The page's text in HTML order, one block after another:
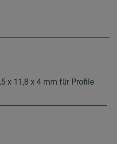
x 11,8 x 4 mm für Profile